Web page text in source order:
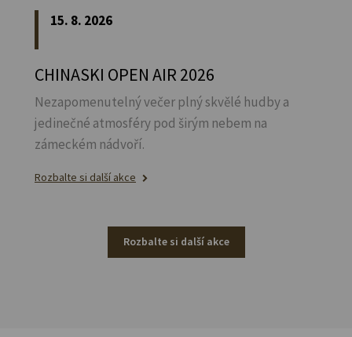
15. 8. 2026
CHINASKI OPEN AIR 2026
Nezapomenutelný večer plný skvělé hudby a
jedinečné atmosféry pod širým nebem na
zámeckém nádvoří.
Rozbalte si další akce
Rozbalte si další akce